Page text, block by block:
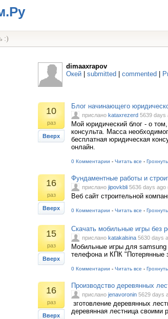
:)
dimaaxrapov
Окей
submitted commented
10
раз
Вверх
Блог начинающего
прислано kataxrezerd 5639 days
Мой юридический блог - о
консульта. Масса
бесплатная юридическая
онлайн.
0 Комментарии - Читать все - Грохнуть
16
раз
Вверх
Фундаментные работы и
прислано jipovkbli 5636 days ago
Веб сайт строительной
0 Комментарии - Читать все - Грохнуть
15
раз
Вверх
Скачать мобильные игры без
прислано katakalsina 5630 days
Мобильные игры для samsung
телефона и КПК "Потерянные
0 Комментарии - Читать все - Грохнуть
16
раз
Вверх
Производство деревянных
прислано jenavoronin 5629 days
зготовление деревянных
деревянная лестница своими